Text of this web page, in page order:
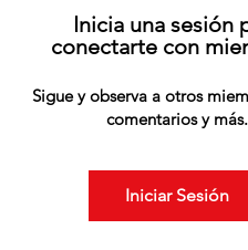
Inicia una sesión
conectarte con
Sigue y observa a otros
comentarios y más.
Iniciar Sesión